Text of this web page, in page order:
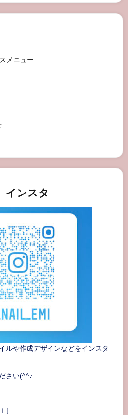
メニュー
ンスタ
ルや作成デザインなどをインスタ
さい(^^♪
］